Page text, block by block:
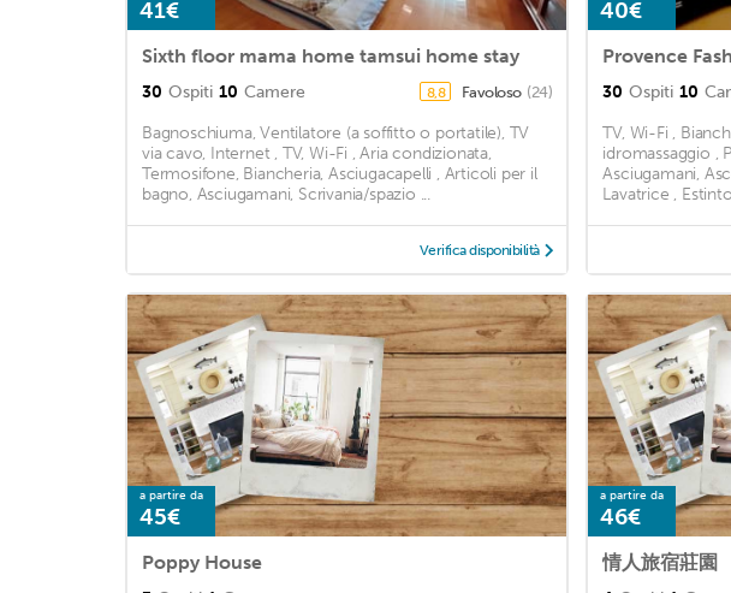
41€
Sixth floor mama home tamsui home stay
30 Ospiti 10 Camere 8,8 Favoloso (24)
Bagnoschiuma, Ventilatore (a soffitto o portatile), TV
via cavo, Internet , TV, Wi-Fi , Aria condizionata,
Termosifone, Biancheria, Asciugacapelli , Articoli per il
bagno, Asciugamani, Scrivania/spazio ...
Verifica disponibilità
40€
Provence
30 Ospiti 10
TV, Wi-Fi ,
idromassaggio ,
Asciugamani,
Lavatrice ,
a partire da
45€
Poppy House
a partire da
46€
情人旅宿莊園